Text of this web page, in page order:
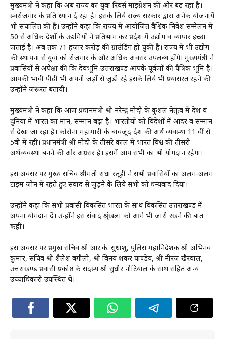
मुख्यमंत्री ने कहा कि अब राज्य का युवा रिवर्स माइग्रेशन की ओर बढ़ रहा है।
स्वरोजगार के प्रति ध्यान दे रहा है। इसके लिये राज्य सरकार द्वारा अनेक योजनायें
भी संचालित की हैं। उन्होंने कहा कि राज्य में आयोजित वैश्विक निवेश सम्मेलन में
50 से अधिक देशों के उद्यमियों ने प्रतिभाग कर प्रदेश में उद्योग व व्यापार इच्छा
जताई है। अब तक 71 हजार करोड़ की ग्राउंडिंग हो चुकी है। राज्य में भी उद्योग
की स्थापना से युवां को रोजगार के और अधिक अवसर उपलब्ध होंगे। मुख्यमंत्री ने
प्रवासियों से अपेक्षा की कि देवभूमि उत्तराखण्ड आपके पूर्वजों की पैत्रिक भूमि है।
आपकी भावी पीढ़ी भी अपनी जड़ों से जुड़ी रहे इसके लिये भी प्रयासरत रहने की
उन्होंने जरूरत बतायी।
मुख्यमंत्री ने कहा कि आज प्रधानमंत्री श्री नरेन्द्र मोदी के कुशल नेतृत्व में देश व
दुनिया में भारत का मान, सम्मान बढ़ा है। भारतीयों को विदेशों में आदर व सम्मान
से देखा जा रहा है। कोरोना महामारी के बावजूद देश की अर्थ व्यवस्था 11 वीं से
5वी में रही। प्रधानमंत्री श्री मोदी के तीसरे काल में भारत विश्व की तीसरी
अर्थव्यवस्था बनने की ओर अग्रसर है। इसमें आप सभी का भी योगदान रहेगा।
इस अवसर पर मुख्य सचिव श्रीमती राधा रतूड़ी ने सभी प्रवासियों का अलग-अलग
टाइम जोन में रहते हुए संवाद से जुड़ने के लिये सभी को धन्यवाद दिया।
उन्होंने कहा कि सभी प्रवासी विकसित भारत के साथ विकसित उत्तराखण्ड में
अपना योगदान दें। उन्होंने इस संवाद श्रृंखला को आगे भी जारी रखने की बात
कही।
इस अवसर पर प्रमुख सचिव श्री आर.के. सुधांशु, पुलिस महानिदेशक श्री अभिनव
कुमार, सचिव श्री शैलेश बगौली, श्री विनय शंकर पाण्डेय, श्री नीरज खैरवाल,
उत्तराखण्ड प्रवासी प्रकोष्ठ के सदस्य श्री सुधीर नौटियाल के साथ सहित अन्य
उच्चाधिकारी उपस्थित थे।